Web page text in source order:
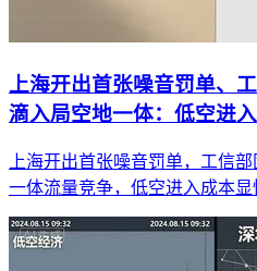
上海开出首张噪音罚单、
滴入局空地一体：低空进
上海开出首张噪音罚单，工信
一体流量竞争，低空进入成本显